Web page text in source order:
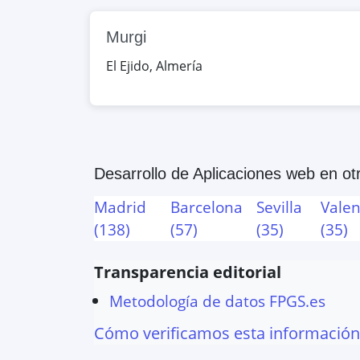
Google Maps
Cabo de Gata 36, Almería,
Jaroso
Carlos Herrera, 25, Cuevas del
Murgi
Príncipes de España, 17, El
Google Maps
Murgi
El Ejido, Almería
Desarrollo de Aplicaciones web en
Madrid
(138)
Barcelona
(57)
Sevilla
(35)
(35)
Transparencia editorial
Metodología de datos FPGS.es
Cómo verificamos esta información